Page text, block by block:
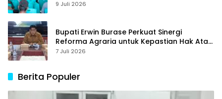
9 Juli 2026
Bupati Erwin Burase Perkuat Sinergi
Reforma Agraria untuk Kepastian Hak Atas
Tanah bagi Masyarakat
7 Juli 2026
Berita Populer